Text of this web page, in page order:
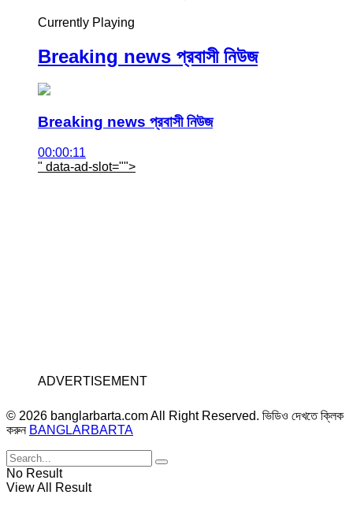
Currently Playing
Breaking news প্রবাসী নিউজ
Breaking news প্রবাসী নিউজ
00:00:11
" data-ad-slot="">
ADVERTISEMENT
© 2026 banglarbarta.com All Right Reserved. ভিডিও দেখতে ক্লিক
করুন BANGLARBARTA
No Result
View All Result